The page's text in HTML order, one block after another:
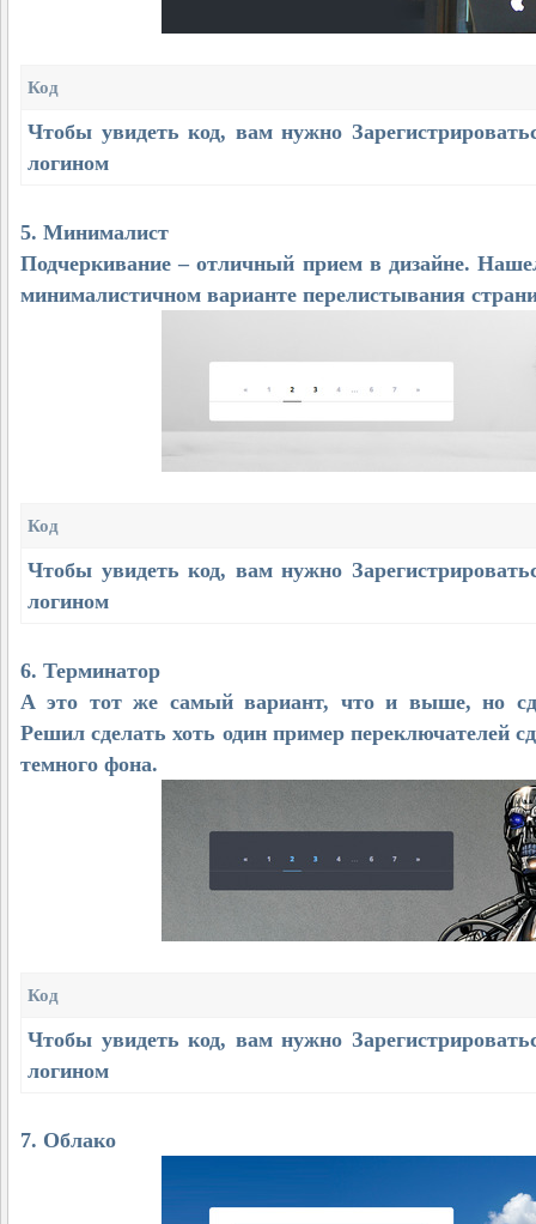
Код
Чтобы увидеть код, вам нужно
логином
5. Минималист
Подчеркивание – отличный прием в дизайне.
минималистичном варианте перелистывания
Код
Чтобы увидеть код, вам нужно
логином
6. Терминатор
А это тот же самый вариант, что и выше, но
Решил сделать хоть один пример переключателей
темного фона.
Код
Чтобы увидеть код, вам нужно
логином
7. Облако